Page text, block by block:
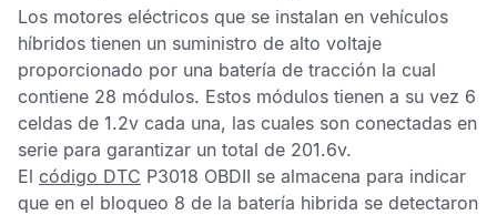
Los motores eléctricos que se instalan en vehículos
híbridos tienen un suministro de alto voltaje
proporcionado por una batería de tracción la cual
contiene 28 módulos. Estos módulos tienen a su vez 6
celdas de 1.2v cada una, las cuales son conectadas en
serie para garantizar un total de 201.6v.
El código DTC P3018 OBDII se almacena para indicar
que en el bloqueo 8 de la batería hibrida se detectaron